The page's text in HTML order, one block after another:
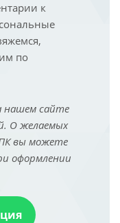
к
по
нашем сайте
О желаемых
вы можете
оформлении